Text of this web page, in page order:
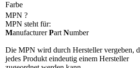
Farbe
MPN ?
MPN steht für:
ManufacturerPart Number
Die MPN wird durch Hersteller vergeben,
jedes Produkt eindeutig einem Hersteller